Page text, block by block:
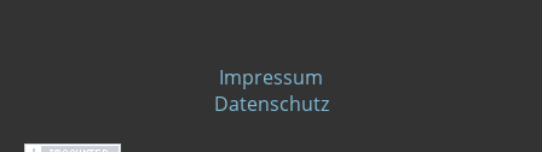
Impressum
Datenschutz